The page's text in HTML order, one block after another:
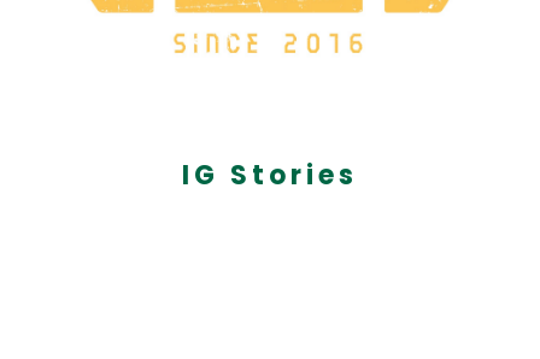
IG Stories